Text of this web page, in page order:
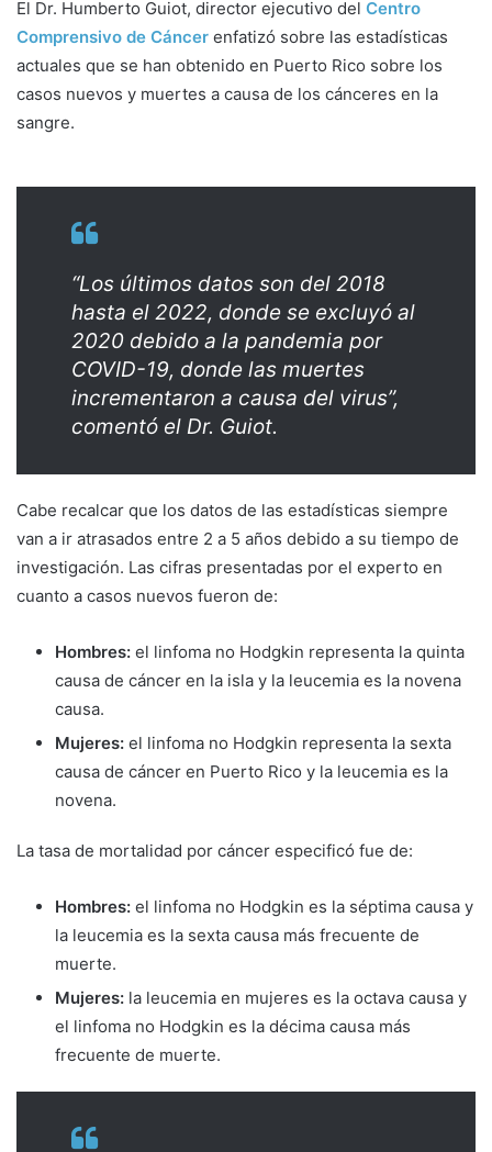
El Dr. Humberto Guiot, director ejecutivo del Centro
Comprensivo de Cáncer enfatizó sobre las estadísticas
actuales que se han obtenido en Puerto Rico sobre los
casos nuevos y muertes a causa de los cánceres en la
sangre.
“Los últimos datos son del 2018
hasta el 2022, donde se excluyó al
2020 debido a la pandemia por
COVID-19, donde las muertes
incrementaron a causa del virus”,
comentó el Dr. Guiot.
Cabe recalcar que los datos de las estadísticas siempre
van a ir atrasados entre 2 a 5 años debido a su tiempo de
investigación. Las cifras presentadas por el experto en
cuanto a casos nuevos fueron de:
Hombres: el linfoma no Hodgkin representa la quinta
causa de cáncer en la isla y la leucemia es la novena
causa.
Mujeres: el linfoma no Hodgkin representa la sexta
causa de cáncer en Puerto Rico y la leucemia es la
novena.
La tasa de mortalidad por cáncer especificó fue de:
Hombres: el linfoma no Hodgkin es la séptima causa y
la leucemia es la sexta causa más frecuente de
muerte.
Mujeres: la leucemia en mujeres es la octava causa y
el linfoma no Hodgkin es la décima causa más
frecuente de muerte.